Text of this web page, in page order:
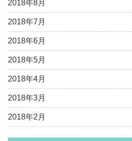
2018年8月
2018年7月
2018年6月
2018年5月
2018年4月
2018年3月
2018年2月